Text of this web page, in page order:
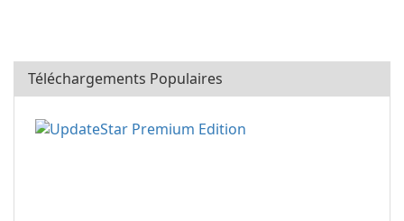
Téléchargements Populaires